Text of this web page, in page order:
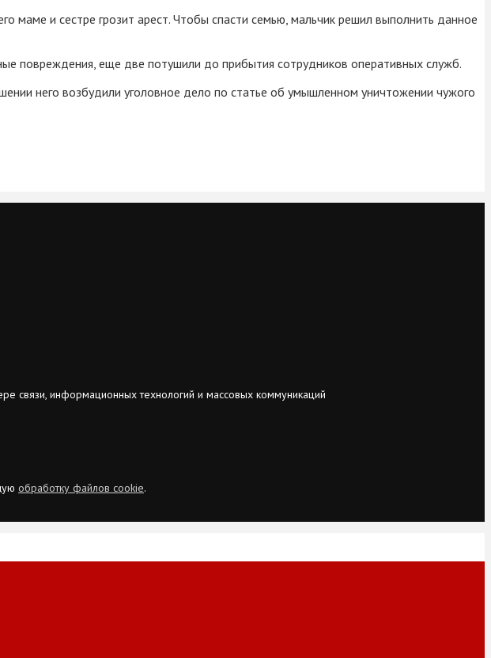
маме и сестре грозит арест. Чтобы спасти семью, мальчик решил выполнить данное
повреждения, еще две потушили до прибытия сотрудников оперативных служб.
него возбудили уголовное дело по статье об умышленном уничтожении чужого
информационных технологий и массовых коммуникаций
обработку файлов cookie.